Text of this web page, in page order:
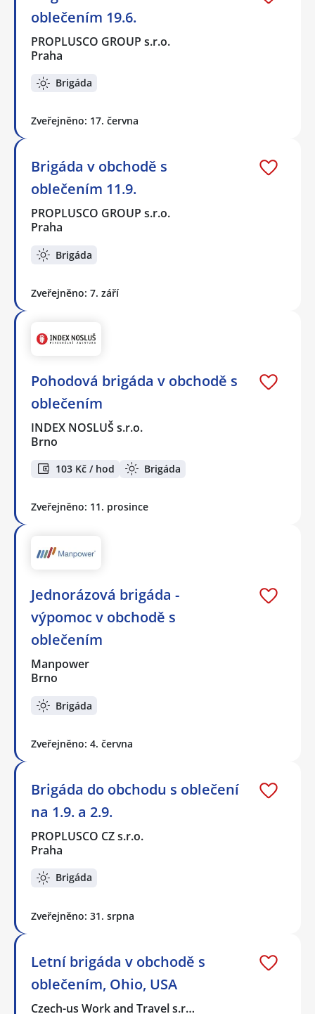
oblečením 19.6.
PROPLUSCO GROUP s.r.o.
Praha
Brigáda
Zveřejněno: 17. června
Brigáda v obchodě s
oblečením 11.9.
PROPLUSCO GROUP s.r.o.
Praha
Brigáda
Zveřejněno: 7. září
Pohodová brigáda v obchodě s
oblečením
INDEX NOSLUŠ s.r.o.
Brno
103 Kč / hod Brigáda
Zveřejněno: 11. prosince
Jednorázová brigáda -
výpomoc v obchodě s
oblečením
Manpower
Brno
Brigáda
Zveřejněno: 4. června
Brigáda do obchodu s oblečení
na 1.9. a 2.9.
PROPLUSCO CZ s.r.o.
Praha
Brigáda
Zveřejněno: 31. srpna
Letní brigáda v obchodě s
oblečením, Ohio, USA
Czech-us Work and Travel s.r…